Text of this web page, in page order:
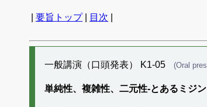
要旨トップ| 目次
一般講演（口頭発表） K1-05 (Oral
単純性、複雑性、二元性-とあるミジ